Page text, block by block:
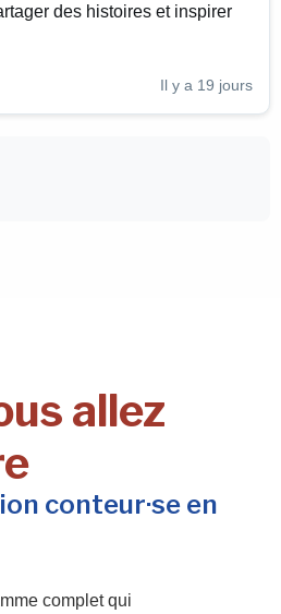
des histoires et inspirer
Il y a 19 jours
allez
conteur·se en
complet qui